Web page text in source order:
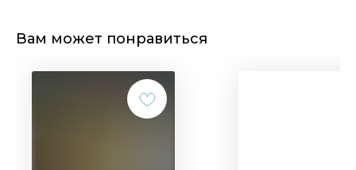
Вам может понравиться